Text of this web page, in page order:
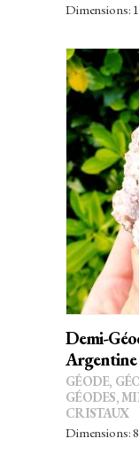
Dimensions:
Demi-
Argentine
GÉODE,
GÉODES,
CRISTAUX
Dimensions: